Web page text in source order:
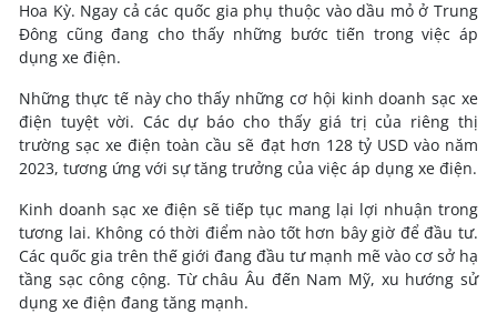
Hoa Kỳ. Ngay cả các quốc gia phụ thuộc vào dầu mỏ ở Trung
Đông cũng đang cho thấy những bước tiến trong việc áp
dụng xe điện.
Những thực tế này cho thấy những cơ hội kinh doanh sạc xe
điện tuyệt vời. Các dự báo cho thấy giá trị của riêng thị
trường sạc xe điện toàn cầu sẽ đạt hơn 128 tỷ USD vào năm
2023, tương ứng với sự tăng trưởng của việc áp dụng xe điện.
Kinh doanh sạc xe điện sẽ tiếp tục mang lại lợi nhuận trong
tương lai. Không có thời điểm nào tốt hơn bây giờ để đầu tư.
Các quốc gia trên thế giới đang đầu tư mạnh mẽ vào cơ sở hạ
tầng sạc công cộng. Từ châu Âu đến Nam Mỹ, xu hướng sử
dụng xe điện đang tăng mạnh.